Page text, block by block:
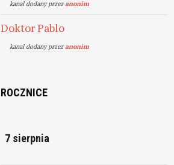
kanal dodany przezanonim
Doktor Pablo
kanal dodany przezanonim
ROCZNICE
7 sierpnia